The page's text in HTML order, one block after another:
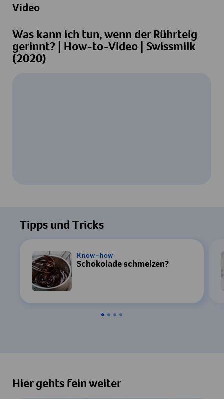
Video
Was kann ich tun, wenn der Rührteig
gerinnt? | How-to-Video | Swissmilk
(2020)
Ihre Zustimmung zur Datenverarbeitung
durch YouTube erforderlich. Details finden
Einstellungen
Tipps und Tricks
Know-how
Schokolade schmelzen?
Hier gehts fein weiter